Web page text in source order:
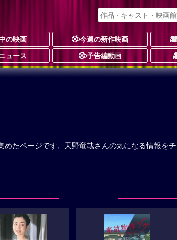
の映画 今週の新作映画
ュース 予告編動画
めたページです。天野竜哉さんの気になる情報をチ